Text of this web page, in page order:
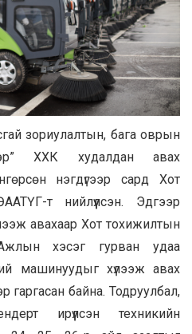
зориулалтын, бага оврын
ХХК худалдан авах
нэгдүгээр сард Хот
т нийлүүлсэн. Эдгээр
авахаар Хот тохижилтын
хэсэг гурван удаа
машинуудыг хүлээж авах
гаргасан байна. Тодруулбал,
ирүүлсэн техникийн